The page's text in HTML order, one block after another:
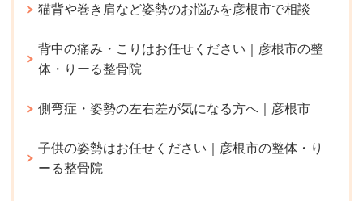
猫背や巻き肩など姿勢のお悩みを彦根市で相談
背中の痛み・こりはお任せください｜彦根市の整
体・りーる整骨院
側弯症・姿勢の左右差が気になる方へ｜彦根市
子供の姿勢はお任せください｜彦根市の整体・り
ーる整骨院